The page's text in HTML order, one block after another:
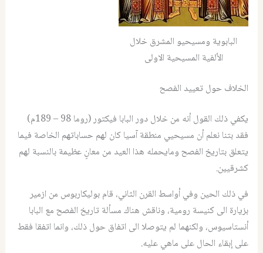
البابوية ومسيحيو المشرق خلال
الألفية المسيحية الاولى
الخلاف حول تعييد الفصح
يكفي ذلك القول أنه من خلال دور البابا فيكتور (روما 98 – 189م)
فقد بتنا نعلم أن مسيحيي منطقة آسيا كان لهم حساباتهم الخاصة فيما
يتعلق بتاريخ الفصح ومايحمله هذا العيد من معانٍ عظيمة بالنسبة لهم
كشرقيين.
في ذلك الحين وفي أواسط القرن الثاني، قام بوليكاربوس من ازمير
بزيارة الى كنيسة رومية، وناقش هناك مسألة تاريخ الفصح مع البابا
أنستاسيوس، ولكنهما لم يتوصلا الى اتفاق حول ذلك، وانما اتفقا فقط
على إبقاء الحال على ماهي عليه.